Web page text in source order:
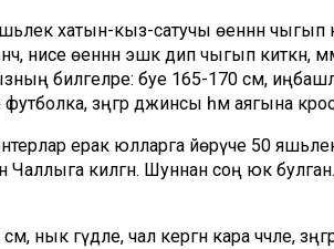
хатын-кыз-сатучы өеннән чыгып
әнисе өеннән эшкә дип чыгып киткән,
билгеләре: буе 165-170 см,
футболка, зәңгәр джинсы һәм аягына
ерак юлларга йөрүче 50
Чаллыга килгән. Шуннан соң юк
нык гәүдәле, чал кергән кара чәчле,